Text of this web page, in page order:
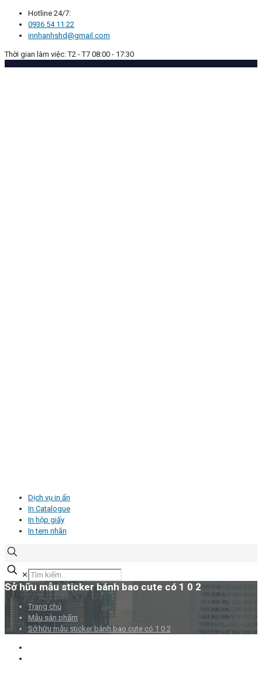
Hotline 24/7:
0936 54 11 22
innhanhshd@gmail.com
Thời gian làm việc: T2 - T7 08:00 - 17:30
Dịch vụ in ấn
In Catalogue
In hộp giấy
In tem nhãn
✕
Sở hữu mẫu sticker bánh bao cute có 1 0 2
Trang chủ
Mẫu sản phẩm
Sở hữu mẫu sticker bánh bao cute có 1 0 2